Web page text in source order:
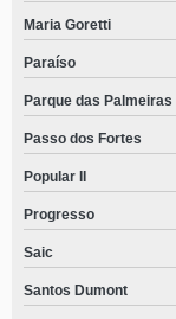
Maria Goretti
Paraíso
Parque das Palmeiras
Passo dos Fortes
Popular II
Progresso
Saic
Santos Dumont